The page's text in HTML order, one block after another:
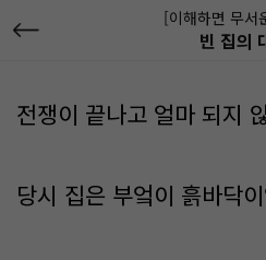
[이해하면 무서
빈 집의
전쟁이 끝나고 얼마 되지
당시 집은 부엌이 흙바닥